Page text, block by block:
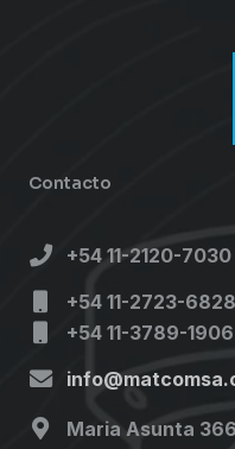
Contacto
+54 11-2120-7030
+54 11-2723-6828
+54 11-3789-1906
Maria Asunta